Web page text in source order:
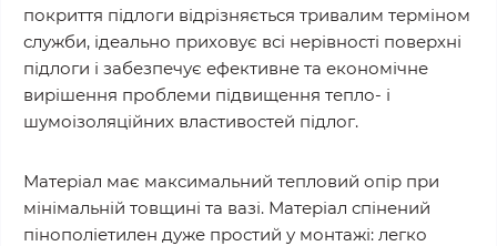
покриття підлоги відрізняється тривалим терміном
служби, ідеально приховує всі нерівності поверхні
підлоги і забезпечує ефективне та економічне
вирішення проблеми підвищення тепло- і
шумоізоляційних властивостей підлог.
Матеріал має максимальний тепловий опір при
мінімальній товщині та вазі. Матеріал спінений
пінополіетилен дуже простий у монтажі: легко